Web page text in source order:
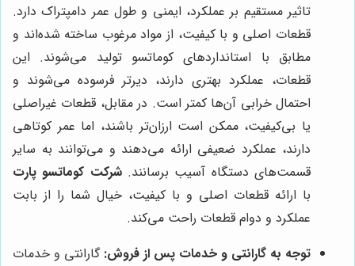
تاثیر مستقیم بر عملکرد، ایمنی و طول عمر دامپتراک دارد.
قطعات اصلی و با کیفیت، از مواد مرغوب ساخته شده‌اند و
مطابق با استانداردهای کوماتسو تولید می‌شوند. این
قطعات، عملکرد بهتری دارند، دیرتر فرسوده می‌شوند و
احتمال خرابی آن‌ها کمتر است. در مقابل، قطعات غیراصلی
یا بی‌کیفیت، ممکن است ارزان‌تر باشند، اما عمر کوتاهی
دارند، عملکرد ضعیفی ارائه می‌دهند و می‌توانند به سایر
قسمت‌های دستگاه آسیب برسانند.شرکت کوماتسو پارت
با ارائه قطعات اصلی و با کیفیت، خیال شما را از بابت
عملکرد و دوام قطعات راحت می‌کند.
توجه به گارانتی و خدمات پس از فروش: گارانتی و خدمات